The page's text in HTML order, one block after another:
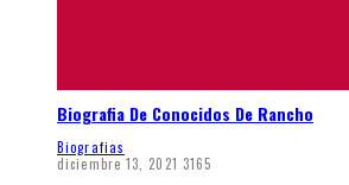
Biografia De Conocidos De Rancho
Biografias
diciembre 13, 2021 3165